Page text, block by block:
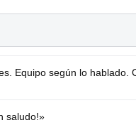
Equipo según lo hablado.
saludo!»